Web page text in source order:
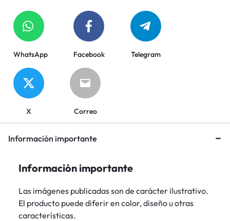
WhatsApp Facebook Telegram
X Correo
Información importante
Información importante
Las imágenes publicadas son de carácter ilustrativo.
El producto puede diferir en color, diseño u otras
características.